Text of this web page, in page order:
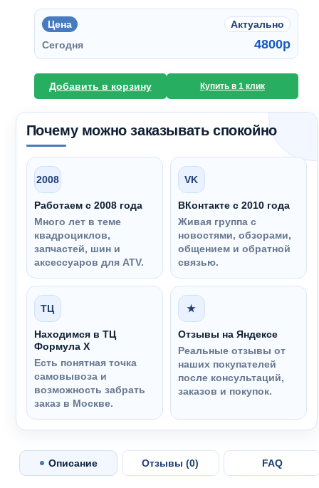
Цена
Актуально
Сегодня
4800p
Добавить в корзину Купить в 1 клик
Почему можно заказывать спокойно
2008
Работаем с 2008 года
Много лет в теме
квадроциклов,
запчастей, шин и
аксессуаров для ATV.
VK
ВКонтакте с 2010 года
Живая группа с
новостями, обзорами,
общением и обратной
связью.
ТЦ
Находимся в ТЦ
Формула Х
Есть понятная точка
самовывоза и
возможность забрать
заказ в Москве.
★
Отзывы на Яндексе
Реальные отзывы от
наших покупателей
после консультаций,
заказов и покупок.
Описание Отзывы (0) FAQ